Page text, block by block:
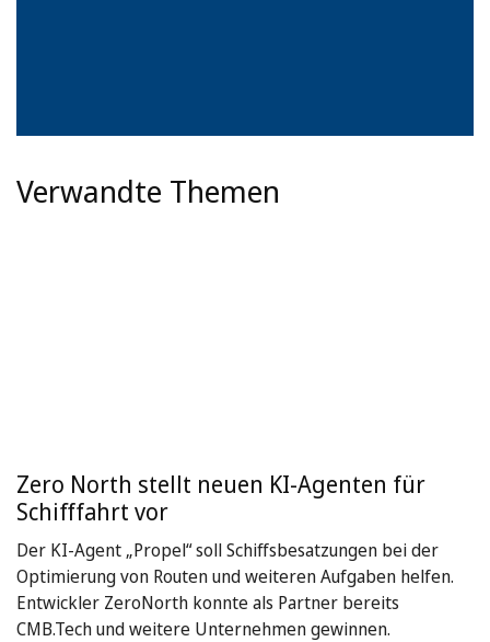
Verwandte Themen
Zero North stellt neuen KI-Agenten für
Schifffahrt vor
Der KI-Agent „Propel“ soll Schiffsbesatzungen bei der
Optimierung von Routen und weiteren Aufgaben helfen.
Entwickler ZeroNorth konnte als Partner bereits
CMB.Tech und weitere Unternehmen gewinnen.